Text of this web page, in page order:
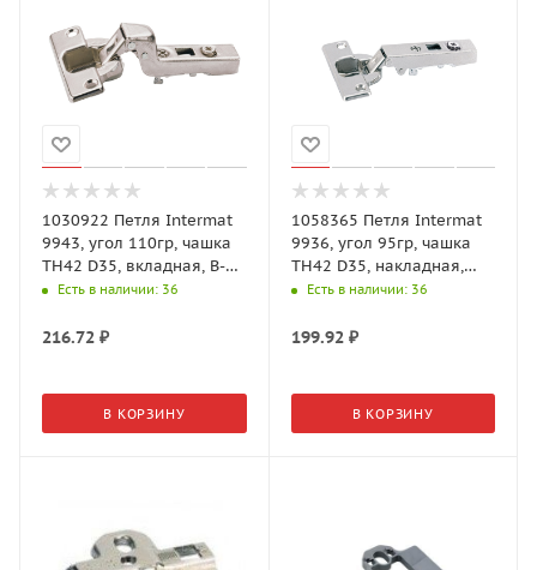
1030922 Петля Intermat
9943, угол 110гр, чашка
TH42 D35, вкладная, B-
3,5Есть в наличии: 36
216.72 ₽
В КОРЗИНУ
1058365 Петля Intermat
9936, угол 95гр, чашка
TH42 D35, накладная,
B12,5
Есть в наличии: 36
199.92₽
В КОРЗИНУ